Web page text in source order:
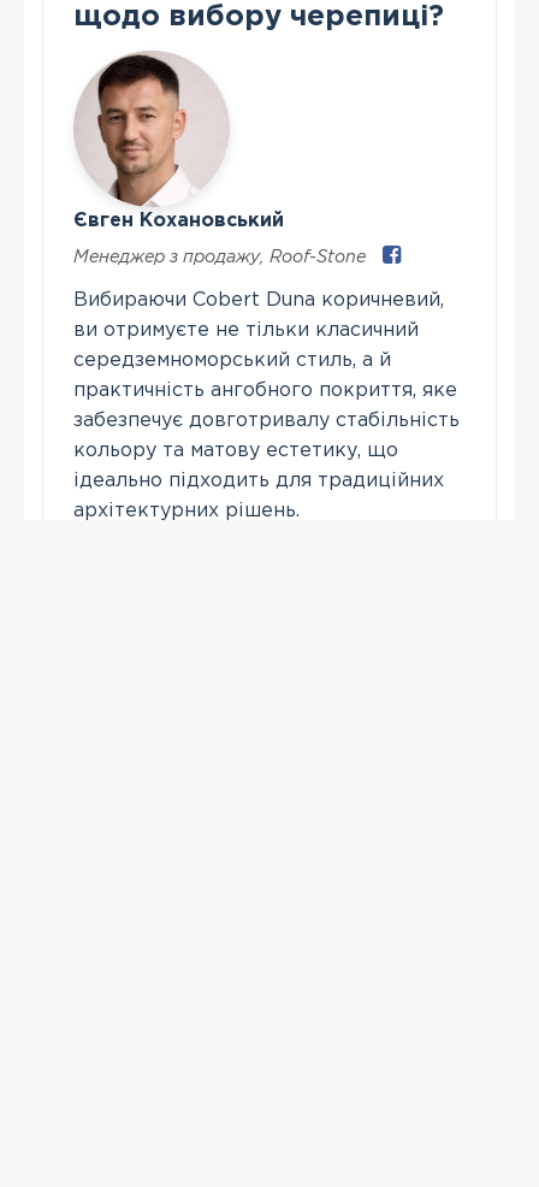
щодо вибору черепиці?
Євген Кохановський
Менеджер з продажу, Roof-Stone
Вибираючи Cobert Duna коричневий,
ви отримуєте не тільки класичний
середземноморський стиль, а й
практичність ангобного покриття, яке
забезпечує довготривалу стабільність
кольору та матову естетику, що
ідеально підходить для традиційних
архітектурних рішень.